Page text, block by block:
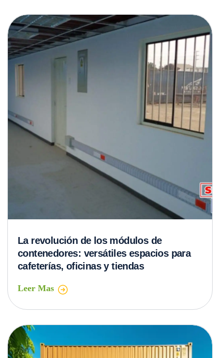
La revolución de los módulos de
contenedores: versátiles espacios para
cafeterías, oficinas y tiendas
Leer Mas